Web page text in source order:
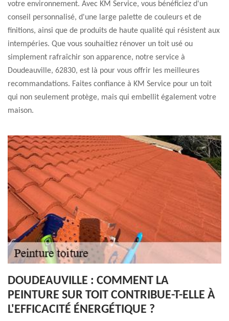
votre environnement. Avec KM Service, vous bénéficiez d'un
conseil personnalisé, d'une large palette de couleurs et de
finitions, ainsi que de produits de haute qualité qui résistent aux
intempéries. Que vous souhaitiez rénover un toit usé ou
simplement rafraîchir son apparence, notre service à
Doudeauville, 62830, est là pour vous offrir les meilleures
recommandations. Faites confiance à KM Service pour un toit
qui non seulement protège, mais qui embellit également votre
maison.
DOUDEAUVILLE : COMMENT LA
PEINTURE SUR TOIT CONTRIBUE-T-ELLE À
L'EFFICACITÉ ÉNERGÉTIQUE ?